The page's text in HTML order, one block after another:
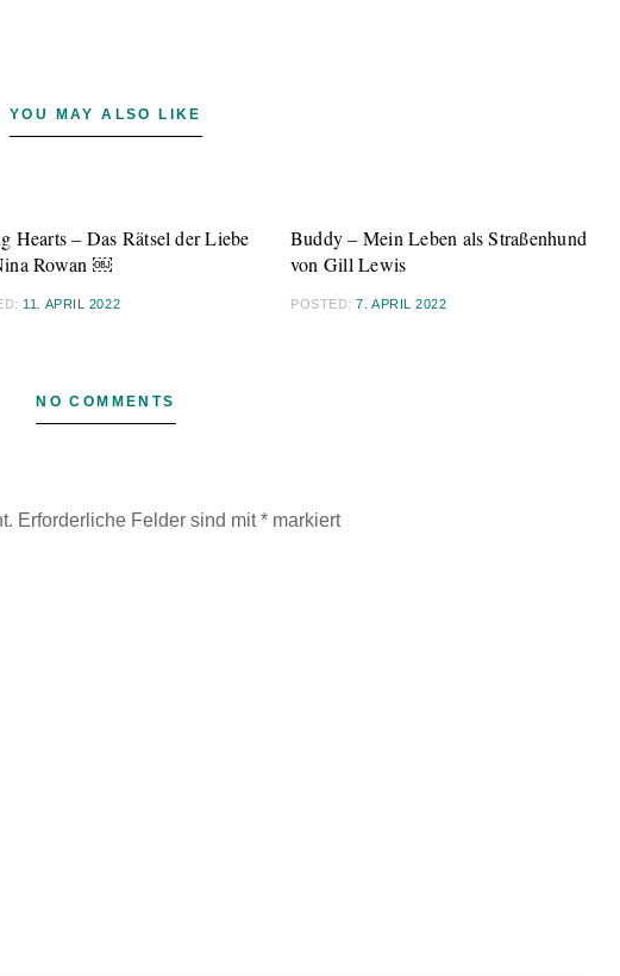
YOU MAY ALSO LIKE
Hearts – Das Rätsel der Liebe
Rowan ￼
11. APRIL 2022
Buddy – Mein Leben als Straßenhund
von Gill Lewis
POSTED:7. APRIL 2022
NO COMMENTS
Erforderliche Felder sind mit* markiert